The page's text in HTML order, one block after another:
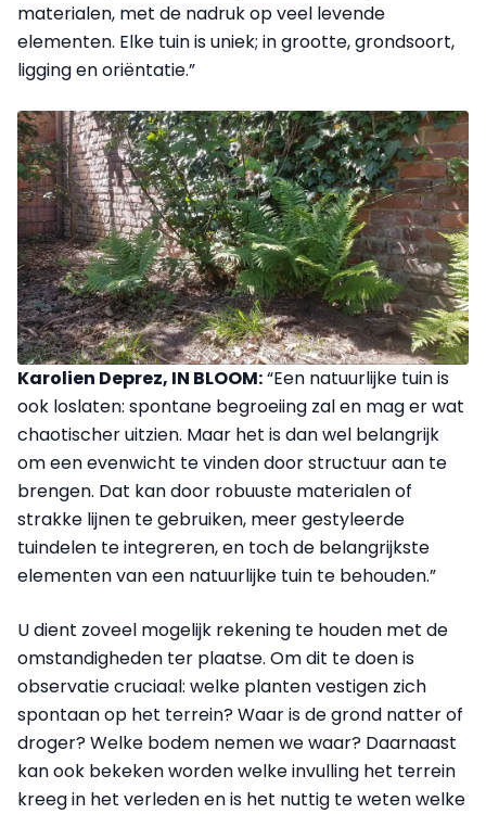
materialen, met de nadruk op veel levende
elementen. Elke tuin is uniek; in grootte, grondsoort,
ligging en oriëntatie.”
Karolien Deprez, IN BLOOM:“Een natuurlijke tuin is
ook loslaten: spontane begroeiing zal en mag er wat
chaotischer uitzien. Maar het is dan wel belangrijk
om een evenwicht te vinden door structuur aan te
brengen. Dat kan door robuuste materialen of
strakke lijnen te gebruiken, meer gestyleerde
tuindelen te integreren, en toch de belangrijkste
elementen van een natuurlijke tuin te behouden.”
U dient zoveel mogelijk rekening te houden met de
omstandigheden ter plaatse. Om dit te doen is
observatie cruciaal: welke planten vestigen zich
spontaan op het terrein? Waar is de grond natter of
droger? Welke bodem nemen we waar? Daarnaast
kan ook bekeken worden welke invulling het terrein
kreeg in het verleden en is het nuttig te weten welke